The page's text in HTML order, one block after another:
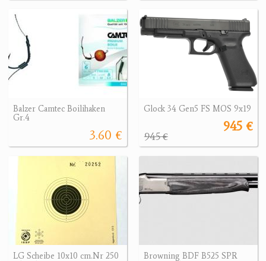
Balzer Camtec Boilihaken
Gr.4
3.60 €
Glock 34 Gen5 FS MOS 9x19
945 €
945 €
LG Scheibe 10x10 cm.Nr 250
Browning BDF B525 SPR